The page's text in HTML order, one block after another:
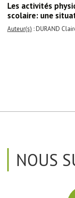
Les activités
scolaire: une
Auteur(s) : DURAND
NOUS